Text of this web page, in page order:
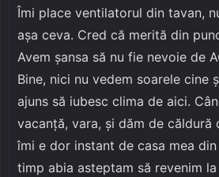
Îmi place ventilatorul din tavan,
așa ceva. Cred că merită din
Avem șansa să nu fie nevoie de
Bine, nici nu vedem soarele cine
ajuns să iubesc clima de aici.
vacanță, vara, și dăm de căldură
îmi e dor instant de casa mea
timp abia asteptam să revenim